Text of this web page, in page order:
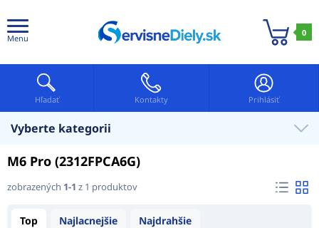
Menu
0
Hľadať Kontakty Prihlásiť
Vyberte kategorii
M6 Pro (2312FPCA6G)
zobrazených 1-1 z 1 produktov
Top Najlacnejšie Najdrahšie